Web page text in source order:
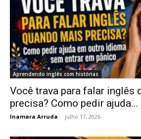
Aprendendo inglês com histórias
Você trava para falar inglês
precisa? Como pedir ajuda...
Inamara Arruda - julho 17, 2026